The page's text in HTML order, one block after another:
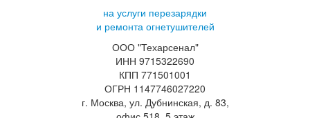
на услуги перезарядки
и ремонта огнетушителей
ООО "Техарсенал"
ИНН 9715322690
КПП 771501001
ОГРН 1147746027220
г. Москва, ул. Дубнинская, д. 83,